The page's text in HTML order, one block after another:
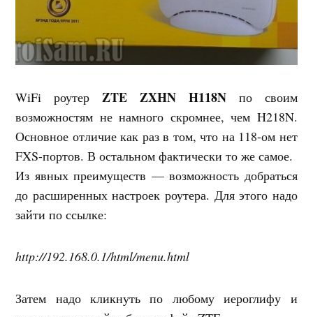
WiFi роутер ZTE ZXHN H118Nпо своим
возможностям не намного скромнее, чем H218N.
Основное отличие как раз в том, что на 118-ом нет
FXS-портов. В остальном фактически то же самое.
Из явных преимуществ — возможность добраться
до расширенных настроек роутера. Для этого надо
зайти по ссылке:
http://192.168.0.1/html/menu.html
Затем надо кликнуть по любому иероглифу и